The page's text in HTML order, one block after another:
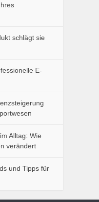
schlägt sie
E-
Alltag: Wie
verändert
und Tipps für